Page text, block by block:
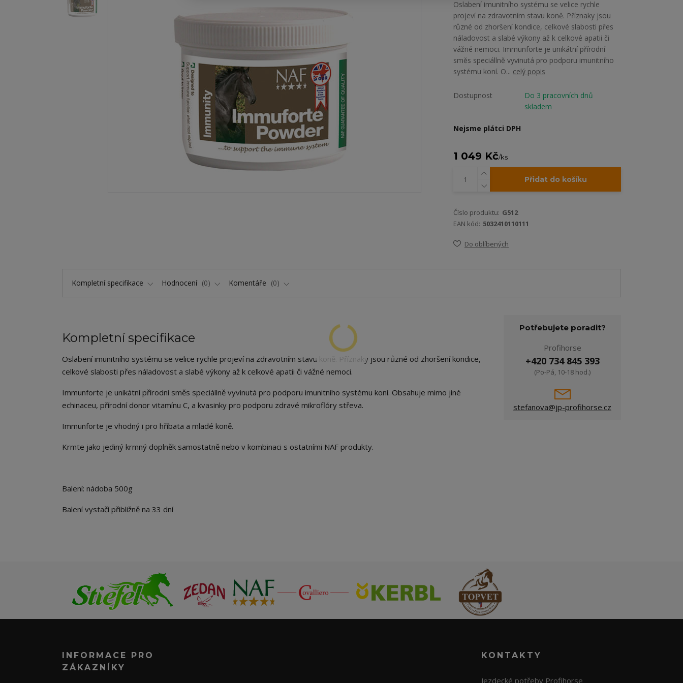
Oslabení imunitního systému se velice rychle
projeví na zdravotním stavu koně. Příznaky jsou
různé od zhoršení kondice, celkové slabosti přes
náladovost a slabé výkony až k celkové apatii či
vážné nemoci. Immunforte je unikátní přírodní
směs speciállně vyvinutá pro podporu imunitního
systému koní. O... celý popis
Dostupnost
Do 3 pracovních dnů
skladem
Nejsme plátci DPH
1 049 Kč/ks
Přidat do košíku
Číslo produktu: G512
EAN kód: 5032410110111
Do oblíbených
Kompletní specifikace Hodnocení 0 Komentáře 0
Kompletní specifikace
Oslabení imunitního systému se velice rychle projeví na zdravotním stavu koně. Příznaky jsou různé od zhoršení kondice,
celkové slabosti přes náladovost a slabé výkony až k celkové apatii či vážné nemoci.
Immunforte je unikátní přírodní směs speciállně vyvinutá pro podporu imunitního systému koní. Obsahuje mimo jiné
echinaceu, přírodní donor vitamínu C, a kvasinky pro podporu zdravé mikroflóry střeva.
Immunforte je vhodný i pro hříbata a mladé koně.
Krmte jako jediný krmný doplněk samostatně nebo v kombinaci s ostatními NAF produkty.
Balení: nádoba 500g
Balení vystačí přibližně na 33 dní
Potřebujete poradit?
Profihorse
+420 734 845 393
(Po-Pá, 10-18 hod.)
stefanova@jp-profihorse.cz
INFORMACE PRO
ZÁKAZNÍKY
KONTAKTY
Jezdecké potřeby Profihorse